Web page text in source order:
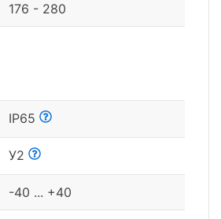
176 - 280
IP65
У2
-40 ... +40